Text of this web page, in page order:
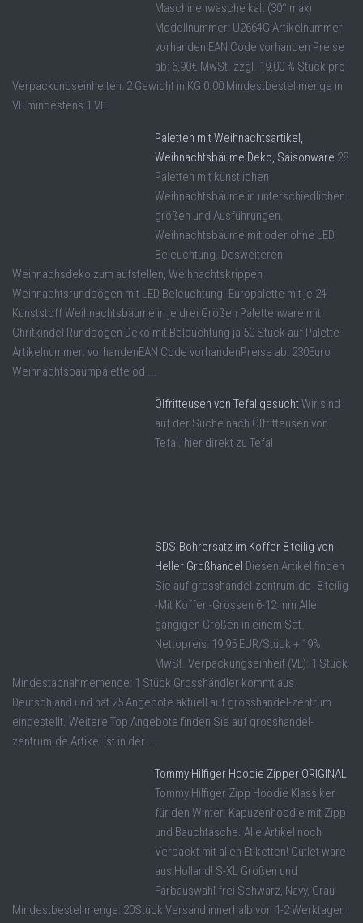
Maschinenwäsche kalt (30° max)
Modellnummer: U2664G Artikelnummer
vorhanden EAN Code vorhanden Preise
ab: 6,90€ MwSt. zzgl. 19,00 % Stück pro
Verpackungseinheiten: 2 Gewicht in KG 0.00 Mindestbestellmenge in
VE mindestens 1 VE
Paletten mit Weihnachtsartikel,
Weihnachtsbäume Deko, Saisonware 28
Paletten mit künstlichen
Weihnachtsbäume in unterschiedlichen
größen und Ausführungen.
Weihnachtsbäume mit oder ohne LED
Beleuchtung. Desweiteren
Weihnachsdeko zum aufstellen, Weihnachtskrippen
Weihnachtsrundbögen mit LED Beleuchtung. Europalette mit je 24
Kunststoff Weihnachtsbäume in je drei Größen Palettenware mit
Chritkindel Rundbögen Deko mit Beleuchtung ja 50 Stück auf Palette
Artikelnummer: vorhandenEAN Code vorhandenPreise ab: 230Euro
Weihnachtsbaumpalette od ...
Ölfritteusen von Tefal gesuchtWir sind
auf der Suche nach Ölfritteusen von
Tefal. hier direkt zu Tefal
SDS-Bohrersatz im Koffer 8 teilig von
Heller Großhandel Diesen Artikel finden
Sie auf grosshandel-zentrum.de -8 teilig
-Mit Koffer -Grössen 6-12 mm Alle
gängigen Größen in einem Set.
Nettopreis: 19,95 EUR/Stück + 19%
MwSt. Verpackungseinheit (VE): 1 Stück
Mindestabnahmemenge: 1 Stück Grosshändler kommt aus
Deutschland und hat 25 Angebote aktuell auf grosshandel-zentrum
eingestellt. Weitere Top Angebote finden Sie auf grosshandel-
zentrum.de Artikel ist in der ...
Tommy Hilfiger Hoodie Zipper ORIGINAL
Tommy Hilfiger Zipp Hoodie Klassiker
für den Winter. Kapuzenhoodie mit Zipp
und Bauchtasche. Alle Artikel noch
Verpackt mit allen Etiketten! Outlet ware
aus Holland! S-XL Größen und
Farbauswahl frei Schwarz, Navy, Grau
Mindestbestellmenge: 20Stück Versand innerhalb von 1-2 Werktagen